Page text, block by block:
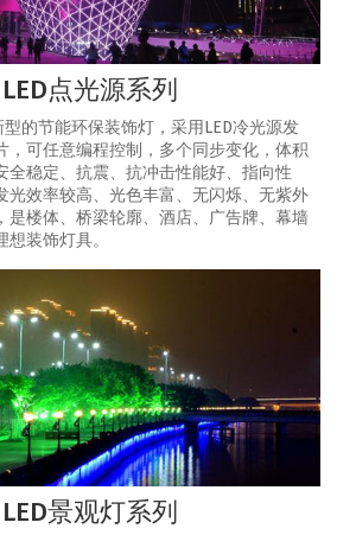
LED点光源系列
型的节能环保装饰灯，采用LED冷光源发
，可任意编程控制，多个同步变化，体积
全稳定、抗震、抗冲击性能好、指向性
光效率较高、光色丰富、无闪烁、无紫外
是楼体、桥梁轮廓、酒店、广告牌、幕墙
装饰灯具。
LED景观灯系列